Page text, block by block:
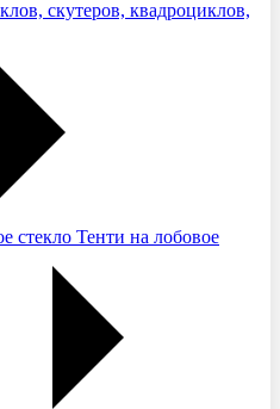
скутеров, квадроциклов,
Тенти на лобовое